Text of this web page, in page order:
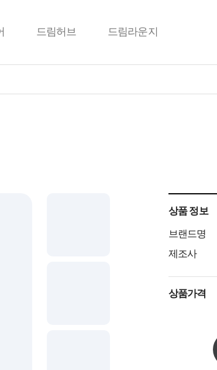
드림허브 드림라운지
상품 정보
브랜드명
제조사
상품가격